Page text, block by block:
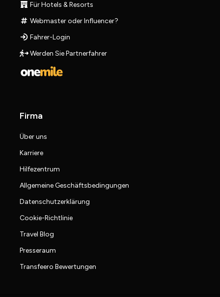
Für Hotels & Resorts
Webmaster oder Influencer?
Fahrer-Login
Werden Sie Partnerfahrer
Firma
Über uns
Karriere
Hilfezentrum
Allgemeine Geschäftsbedingungen
Datenschutzerklärung
Cookie-Richtlinie
Travel Blog
Presseraum
Transfeero Bewertungen